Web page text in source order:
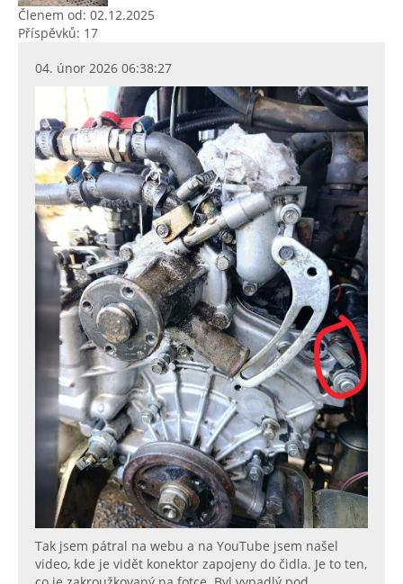
Členem od: 02.12.2025
Příspěvků: 17
04. únor 2026 06:38:27
Tak jsem pátral na webu a na YouTube jsem našel
video, kde je vidět konektor zapojeny do čidla. Je to ten,